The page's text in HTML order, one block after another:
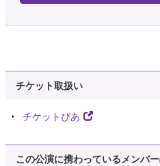
チケット取扱い
チケットぴあ
この公演に携わっているメンバー